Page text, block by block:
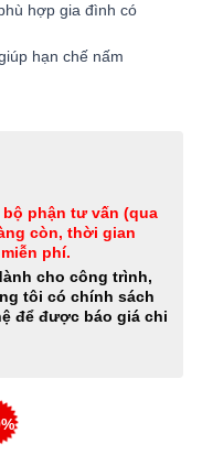
hợp gia đình có
hạn chế nấm
phận tư vấn (qua
còn, thời gian
phí.
cho công trình,
tôi có chính sách
để được báo giá chi